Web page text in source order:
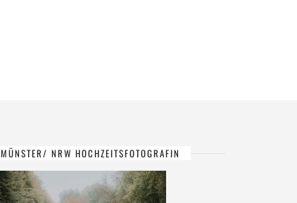
MÜNSTER/ NRW HOCHZEITSFOTOGRAFIN